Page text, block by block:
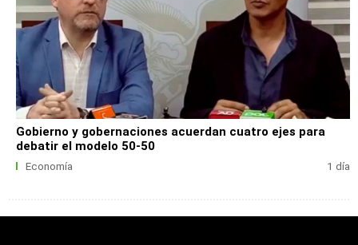
Gobierno y gobernaciones acuerdan cuatro ejes para
debatir el modelo 50-50
Economía 1 día